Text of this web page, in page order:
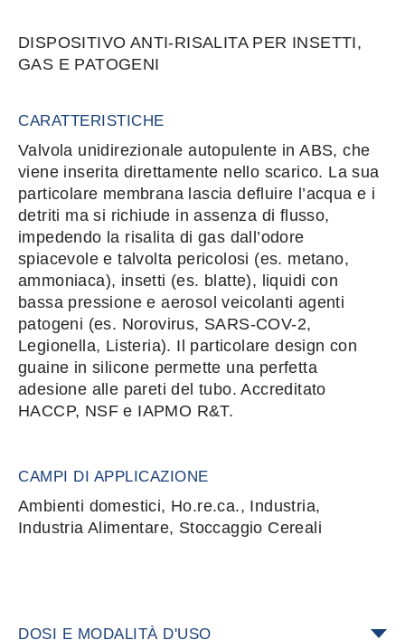
DISPOSITIVO ANTI-RISALITA PER INSETTI,
GAS E PATOGENI
CARATTERISTICHE
Valvola unidirezionale autopulente in ABS, che
viene inserita direttamente nello scarico. La sua
particolare membrana lascia defluire l’acqua e i
detriti ma si richiude in assenza di flusso,
impedendo la risalita di gas dall’odore
spiacevole e talvolta pericolosi (es. metano,
ammoniaca), insetti (es. blatte), liquidi con
bassa pressione e aerosol veicolanti agenti
patogeni (es. Norovirus, SARS-COV-2,
Legionella, Listeria). Il particolare design con
guaine in silicone permette una perfetta
adesione alle pareti del tubo. Accreditato
HACCP, NSF e IAPMO R&T.
CAMPI DI APPLICAZIONE
Ambienti domestici, Ho.re.ca., Industria,
Industria Alimentare, Stoccaggio Cereali
DOSI E MODALITÀ D'USO